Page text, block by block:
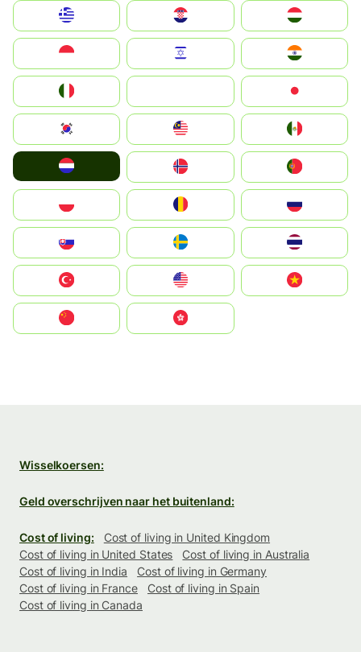
Magyarország
South Korea
United States
中國香港特別行政區
Wisselkoersen:
Geld overschrijven naar het buitenland:
Cost of living:
Cost of living in United Kingdom
Cost of living in United States
Cost of living in Australia
Cost of living in India
Cost of living in Germany
Cost of living in France
Cost of living in Spain
Cost of living in Canada